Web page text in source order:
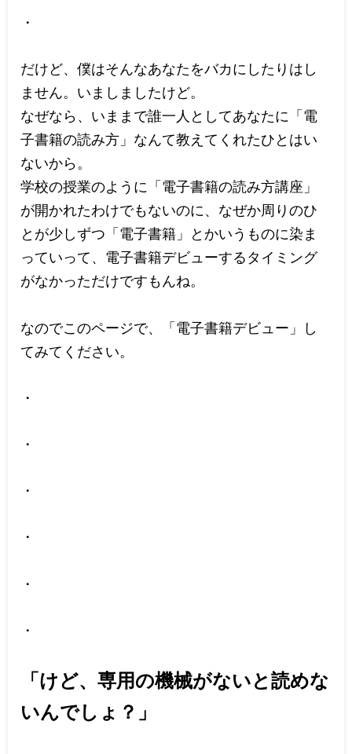
・
だけど、僕はそんなあなたをバカにしたりはし
ません。いましましたけど。
なぜなら、いままで誰一人としてあなたに「電
子書籍の読み方」なんて教えてくれたひとはい
ないから。
学校の授業のように「電子書籍の読み方講座」
が開かれたわけでもないのに、なぜか周りのひ
とが少しずつ「電子書籍」とかいうものに染ま
っていって、電子書籍デビューするタイミング
がなかっただけですもんね。
なのでこのページで、「電子書籍デビュー」し
てみてください。
・
・
・
・
・
・
「けど、専用の機械がないと読めな
いんでしょ？」